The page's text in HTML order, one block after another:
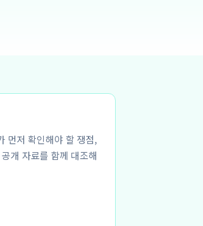
먼저 확인해야 할 쟁점,
개 자료를 함께 대조해